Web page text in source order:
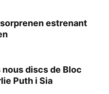
estrenant
nous discs de Bloc
Puth i Sia